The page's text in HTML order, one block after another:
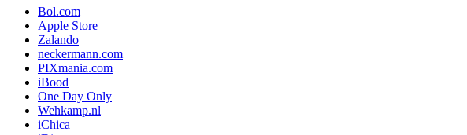
Bol.com
Apple Store
Zalando
neckermann.com
PIXmania.com
iBood
One Day Only
Wehkamp.nl
iChica